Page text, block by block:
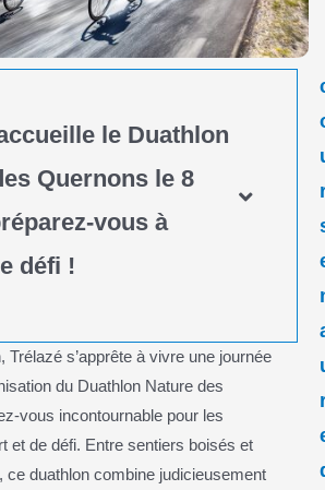
le Duathlon
Quernons le 8
vous à
défi !
Trélazé s’apprête à vivre une journée
du Duathlon Nature des
vous incontournable pour les
et de défi. Entre sentiers boisés et
ce duathlon combine judicieusement